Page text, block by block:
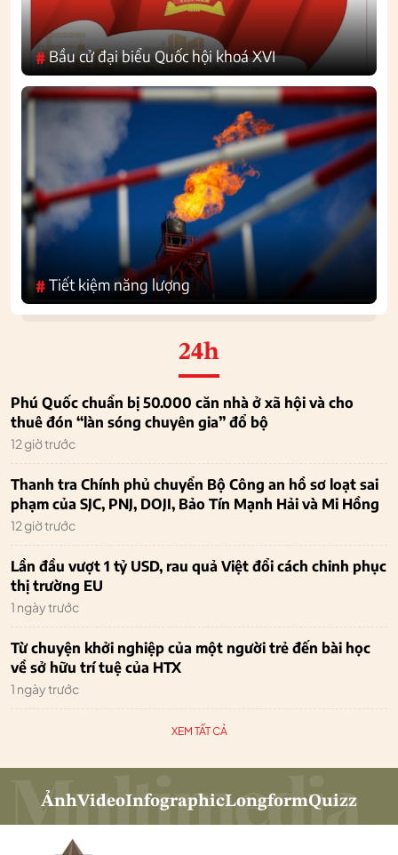
#Bầu cử đại biểu Quốc hội khoá XVI
#Tiết kiệm năng lượng
24h
Phú Quốc chuẩn bị 50.000 căn nhà ở xã hội và cho
thuê đón “làn sóng chuyên gia” đổ bộ
12 giờ trước
Thanh tra Chính phủ chuyển Bộ Công an hồ sơ loạt sai
phạm của SJC, PNJ, DOJI, Bảo Tín Mạnh Hải và Mi Hồng
12 giờ trước
Lần đầu vượt 1 tỷ USD, rau quả Việt đổi cách chinh phục
thị trường EU
1 ngày trước
Từ chuyện khởi nghiệp của một người trẻ đến bài học
về sở hữu trí tuệ của HTX
1 ngày trước
XEM TẤT CẢ
ẢnhVideoInfographicLongformQuizz